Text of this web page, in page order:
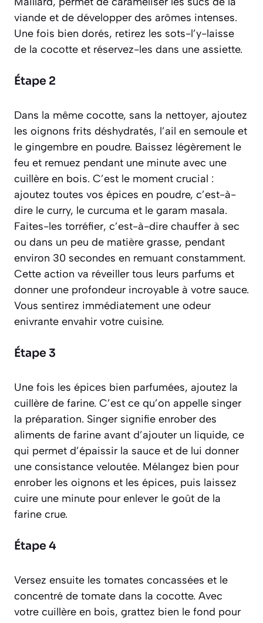
viande et de développer des arômes intenses.
Une fois bien dorés, retirez les sots-l’y-laisse
de la cocotte et réservez-les dans une assiette.
Étape 2
Dans la même cocotte, sans la nettoyer, ajoutez
les oignons frits déshydratés, l’ail en semoule et
le gingembre en poudre. Baissez légèrement le
feu et remuez pendant une minute avec une
cuillère en bois. C’est le moment crucial :
ajoutez toutes vos épices en poudre, c’est-à-
dire le curry, le curcuma et le garam masala.
Faites-les torréfier, c’est-à-dire chauffer à sec
ou dans un peu de matière grasse, pendant
environ 30 secondes en remuant constamment.
Cette action va réveiller tous leurs parfums et
donner une profondeur incroyable à votre sauce.
Vous sentirez immédiatement une odeur
enivrante envahir votre cuisine.
Étape 3
Une fois les épices bien parfumées, ajoutez la
cuillère de farine. C’est ce qu’on appelle singer
la préparation. Singer signifie enrober des
aliments de farine avant d’ajouter un liquide, ce
qui permet d’épaissir la sauce et de lui donner
une consistance veloutée. Mélangez bien pour
enrober les oignons et les épices, puis laissez
cuire une minute pour enlever le goût de la
farine crue.
Étape 4
Versez ensuite les tomates concassées et le
concentré de tomate dans la cocotte. Avec
votre cuillère en bois, grattez bien le fond pour